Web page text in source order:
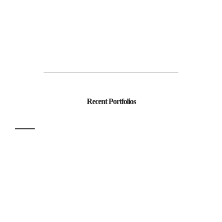
Recent Portfolios